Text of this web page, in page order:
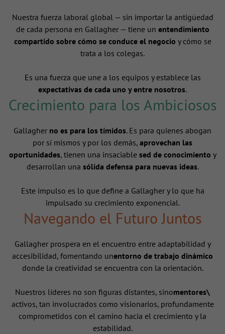
Nuestra fuerza laboral global — sin importar la antigüedad
de cada persona en Gallagher — tiene un entendimiento
compartido sobre cómo se conduce el negocio y cómo se
trata a los colegas.
Es una fuerza que une a los equipos y establece las
expectativas de cada uno y entre nosotros.
Crecimiento para los Ambiciosos
Gallagher no es para los tímidos. Es para quienes abogan
por sí mismos y por los demás, aprovechan las
oportunidades, tienen una insaciable sed de conocimiento y
desarrollan una sólida defensa para nuevas ideas.
Este impulso es lo que define a Gallagher y lo que ha
impulsado su crecimiento exponencial.
Navegando el Futuro Juntos
Gallagher prospera en el encuentro entre adaptabilidad y
accesibilidad, fomentando unentorno de trabajo dinámico
donde la creatividad se encuentra con la orientación.
Nuestros líderes no son figuras distantes, sinomentores\
activos, tan involucrados como visionarios, profundamente
comprometidos con el camino hacia el crecimiento y la
estabilidad.